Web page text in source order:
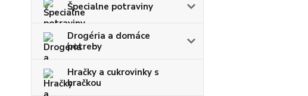
Špecialne potraviny
Drogéria a domáce
potreby
Hračky a cukrovinky s
hračkou